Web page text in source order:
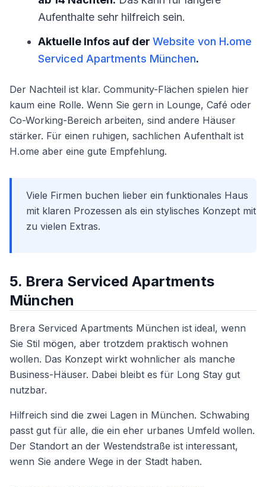
Aufenthalte sehr hilfreich sein.
Aktuelle Infos auf der Website von H.ome
Serviced Apartments München.
Der Nachteil ist klar. Community-Flächen spielen hier
kaum eine Rolle. Wenn Sie gern in Lounge, Café oder
Co-Working-Bereich arbeiten, sind andere Häuser
stärker. Für einen ruhigen, sachlichen Aufenthalt ist
H.ome aber eine gute Empfehlung.
Viele Firmen buchen lieber ein funktionales Haus
mit klaren Prozessen als ein stylisches Konzept mit
zu vielen Extras.
5. Brera Serviced Apartments
München
Brera Serviced Apartments München ist ideal, wenn
Sie Stil mögen, aber trotzdem praktisch wohnen
wollen. Das Konzept wirkt wohnlicher als manche
Business-Häuser. Dabei bleibt es für Long Stay gut
nutzbar.
Hilfreich sind die zwei Lagen in München. Schwabing
passt gut für alle, die ein eher urbanes Umfeld wollen.
Der Standort an der Westendstraße ist interessant,
wenn Sie andere Wege in der Stadt haben.